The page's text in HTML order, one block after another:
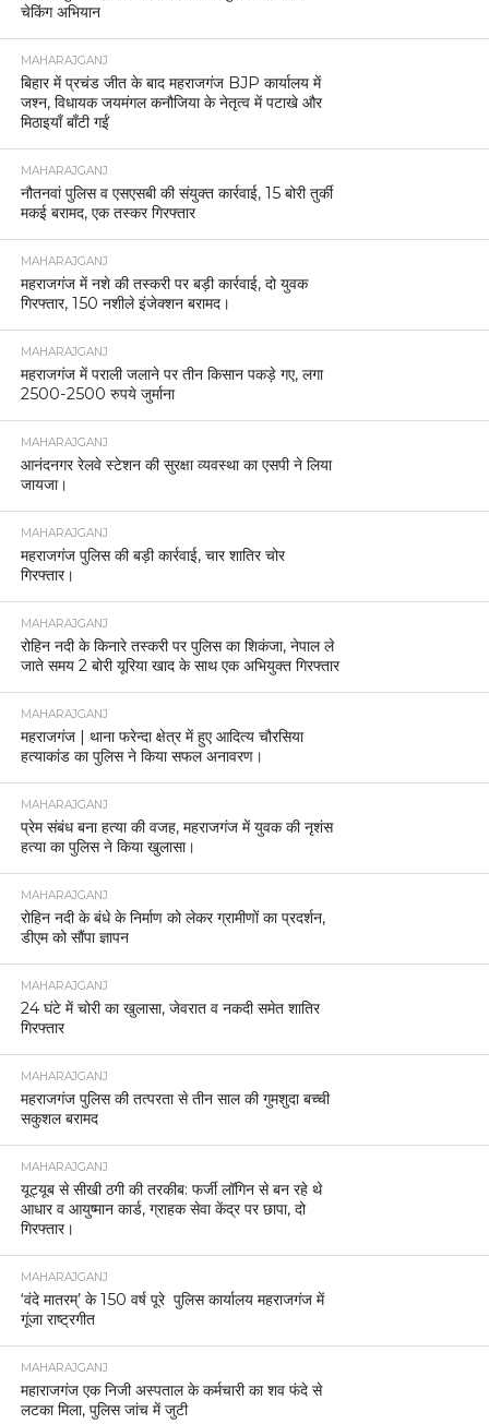
चेकिंग अभियान
MAHARAJGANJ
बिहार में प्रचंड जीत के बाद महराजगंज BJP कार्यालय में
जश्न, विधायक जयमंगल कनौजिया के नेतृत्व में पटाखे और
मिठाइयाँ बाँटी गईं
MAHARAJGANJ
नौतनवां पुलिस व एसएसबी की संयुक्त कार्रवाई, 15 बोरी तुर्की
मकई बरामद, एक तस्कर गिरफ्तार
MAHARAJGANJ
महराजगंज में नशे की तस्करी पर बड़ी कार्रवाई, दो युवक
गिरफ्तार, 150 नशीले इंजेक्शन बरामद।
MAHARAJGANJ
महराजगंज में पराली जलाने पर तीन किसान पकड़े गए, लगा
2500-2500 रुपये जुर्माना
MAHARAJGANJ
आनंदनगर रेलवे स्टेशन की सुरक्षा व्यवस्था का एसपी ने लिया
जायजा।
MAHARAJGANJ
महराजगंज पुलिस की बड़ी कार्रवाई, चार शातिर चोर
गिरफ्तार।
MAHARAJGANJ
रोहिन नदी के किनारे तस्करी पर पुलिस का शिकंजा, नेपाल ले
जाते समय 2 बोरी यूरिया खाद के साथ एक अभियुक्त गिरफ्तार
MAHARAJGANJ
महराजगंज | थाना फरेन्दा क्षेत्र में हुए आदित्य चौरसिया
हत्याकांड का पुलिस ने किया सफल अनावरण।
MAHARAJGANJ
प्रेम संबंध बना हत्या की वजह, महराजगंज में युवक की नृशंस
हत्या का पुलिस ने किया खुलासा।
MAHARAJGANJ
रोहिन नदी के बंधे के निर्माण को लेकर ग्रामीणों का प्रदर्शन,
डीएम को सौंपा ज्ञापन
MAHARAJGANJ
24 घंटे में चोरी का खुलासा, जेवरात व नकदी समेत शातिर
गिरफ्तार
MAHARAJGANJ
महराजगंज पुलिस की तत्परता से तीन साल की गुमशुदा बच्ची
सकुशल बरामद
MAHARAJGANJ
यूट्यूब से सीखी ठगी की तरकीब: फर्जी लॉगिन से बन रहे थे
आधार व आयुष्मान कार्ड, ग्राहक सेवा केंद्र पर छापा, दो
गिरफ्तार।
MAHARAJGANJ
‘वंदे मातरम्’ के 150 वर्ष पूरे पुलिस कार्यालय महराजगंज में
गूंजा राष्ट्रगीत
MAHARAJGANJ
महाराजगंज एक निजी अस्पताल के कर्मचारी का शव फंदे से
लटका मिला, पुलिस जांच में जुटी